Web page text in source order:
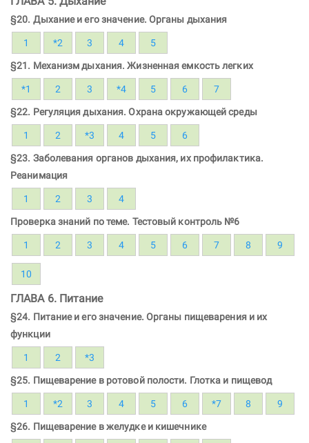
§20. Дыхание и его значение. Органы дыхания
1 *2 3 4 5
§21. Механизм дыхания. Жизненная емкость легких
*1 2 3 *4 5 6 7
§22. Регуляция дыхания. Охрана окружающей среды
1 2 *3 4 5 6
§23. Заболевания органов дыхания, их профилактика.
Реанимация
1 2 3 4
Проверка знаний по теме. Тестовый контроль №6
1 2 3 4 5 6 7 8 9
10
ГЛАВА 6. Питание
§24. Питание и его значение. Органы пищеварения и их
функции
1 2 *3
§25. Пищеварение в ротовой полости. Глотка и пищевод
1 *2 3 4 5 6 *7 8 9
§26. Пищеварение в желудке и кишечнике